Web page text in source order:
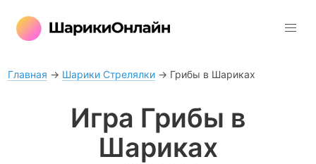
Главная → Шарики Стрелялки → Грибы в Шариках
Игра Грибы в
Шариках